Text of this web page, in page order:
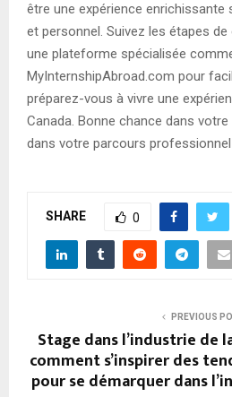
être une expérience enrichissante
et personnel. Suivez les étapes
une plateforme spécialisée
MyInternshipAbroad.com pour
préparez-vous à vivre une
Canada. Bonne chance dans
dans votre parcours professionnel
SHARE 0
PREVIOUS
Stage dans l’industrie de
comment s’inspirer des
pour se démarquer dans